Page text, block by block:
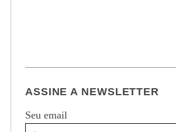
ASSINE A NEWSLETTER
Seu email